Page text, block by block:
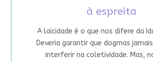
à espreita
A laicidade é o que nos difere da
Deveria garantir que dogmas
interferir na coletividade. Mas,